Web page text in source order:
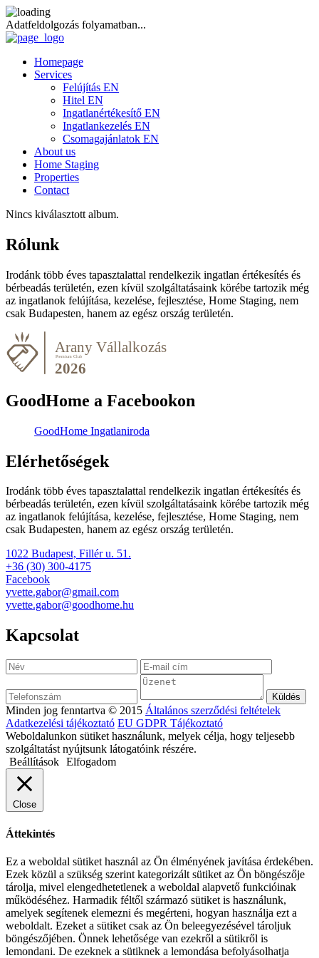
Adatfeldolgozás folyamatban...
Homepage
Services
Felújítás EN
Hitel EN
Ingatlanértékesítő EN
Ingatlankezelés EN
Csomagajánlatok EN
About us
Home Staging
Properties
Contact
Nincs kiválasztott album.
Rólunk
Irodánk több éves tapasztalattal rendelkezik ingatlan értékesítés és
bérbeadás területén, ezen kívül szolgáltatásaink körébe tartozik még
az ingatlanok felújítása, kezelése, fejlesztése, Home Staging, nem
csak Budapesten, hanem az egész ország területén.
GoodHome a Facebookon
GoodHome Ingatlaniroda
Elérhetőségek
Irodánk több éves tapasztalattal rendelkezik ingatlan értékesítés és
bérbeadás területén, ezen kívül szolgáltatásaink körébe tartozik még
az ingatlanok felújítása, kezelése, fejlesztése, Home Staging, nem
csak Budapesten, hanem az egész ország területén.
1022 Budapest, Fillér u. 51.
+36 (30) 300-4175
Facebook
yvette.gabor@gmail.com
yvette.gabor@goodhome.hu
Kapcsolat
Minden jog fenntartva © 2015 Általános szerződési feltételek
Adatkezelési tájékoztató EU GDPR Tájékoztató
Weboldalunkon sütiket használunk, melyek célja, hogy teljesebb
szolgáltatást nyújtsunk látogatóink részére.
Beállítások Elfogadom
Close
Áttekintés
Ez a weboldal sütiket használ az Ön élményének javítása érdekében.
Ezek közül a szükség szerint kategorizált sütiket az Ön böngészője
tárolja, mivel elengedhetetlenek a weboldal alapvető funkcióinak
működéséhez. Harmadik féltől származó sütiket is használunk,
amelyek segítenek elemezni és megérteni, hogyan használja ezt a
weboldalt. Ezeket a sütiket csak az Ön beleegyezésével tároljuk
böngészőjében. Önnek lehetősége van ezekről a sütikről is
lemondani. De ezeknek a sütiknek a lemondása befolyásolhatja